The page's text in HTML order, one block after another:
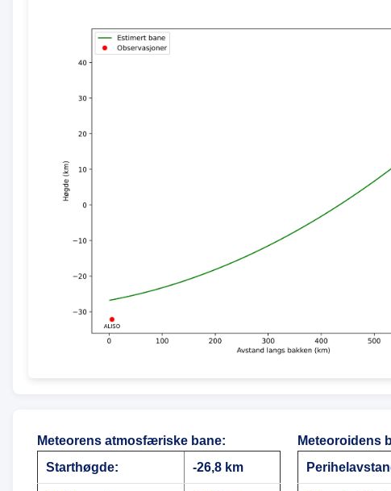
Meteorens atmosfæriske bane:
Starthøgde:
-26,8 km
Meteoroidens